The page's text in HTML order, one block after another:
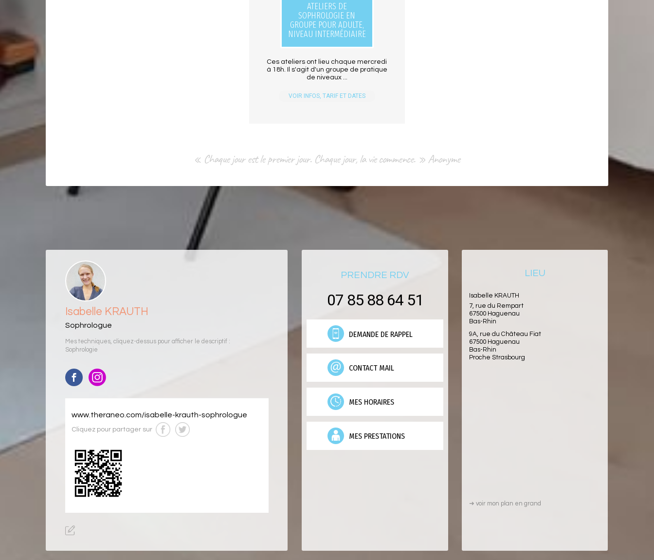
ATELIERS DE
SOPHROLOGIE EN
GROUPE POUR ADULTE,
NIVEAU INTERMÉDIAIRE
Ces ateliers ont lieu chaque mercredi
à 18h. Il s'agit d'un groupe de pratique
de niveaux ...
VOIR INFOS, TARIF ET DATES
« Chaque jour est le premier jour. Chaque jour, la vie commence. » Anonyme
Isabelle KRAUTH
Sophrologue
Mes techniques, cliquez-dessus pour afficher le descriptif :
Sophrologie
www.theraneo.com/isabelle-krauth-sophrologue
Cliquez pour partager sur
PRENDRE RDV
07 85 88 64 51
DEMANDE DE RAPPEL
CONTACT MAIL
MES HORAIRES
MES PRESTATIONS
LIEU
Isabelle KRAUTH
7, rue du Rempart
67500 Haguenau
Bas-Rhin
9A, rue du Château Fiat
67500 Haguenau
Bas-Rhin
Proche Strasbourg
➜ voir mon plan en grand